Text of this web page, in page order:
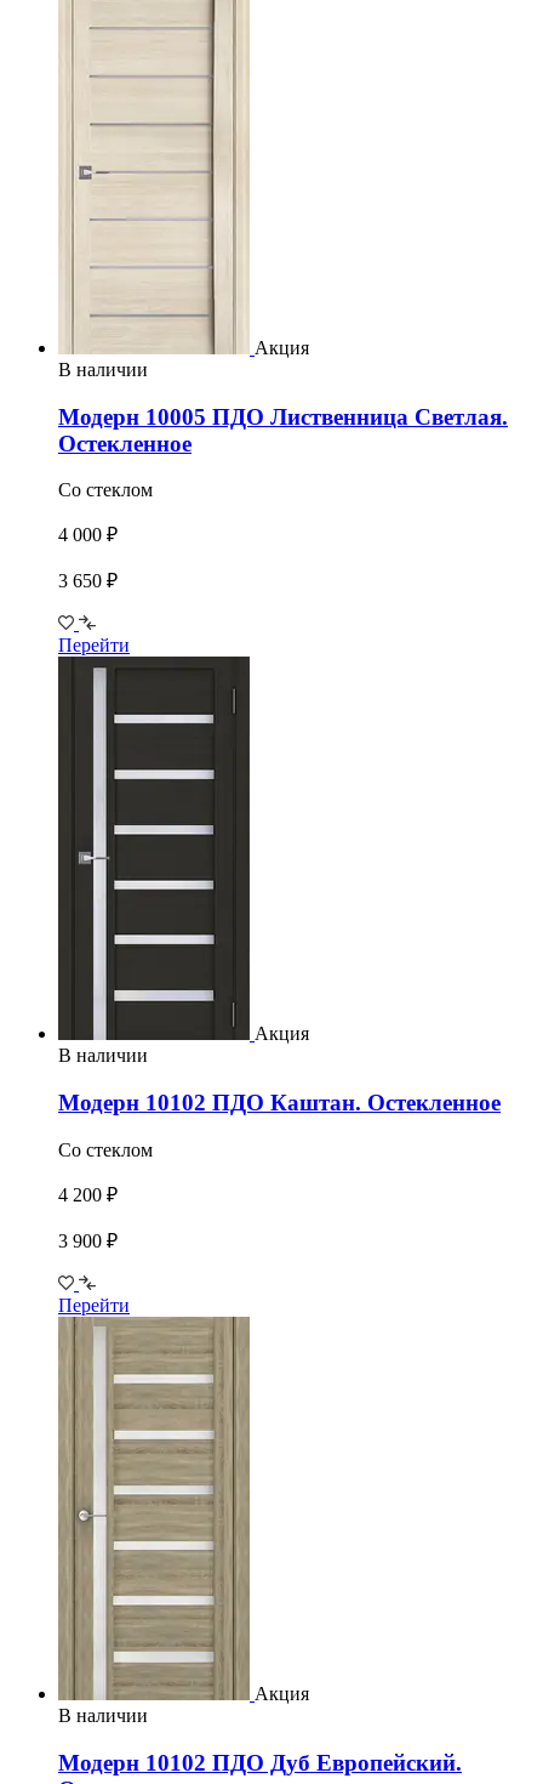
Акция
В наличии
Модерн 10005 ПДО Лиственница Светлая.
Остекленное
Со стеклом
4 000 ₽
3 650 ₽
Перейти
Акция
В наличии
Модерн 10102 ПДО Каштан. Остекленное
Со стеклом
4 200 ₽
3 900 ₽
Перейти
Акция
В наличии
Модерн 10102 ПДО Дуб Европейский.